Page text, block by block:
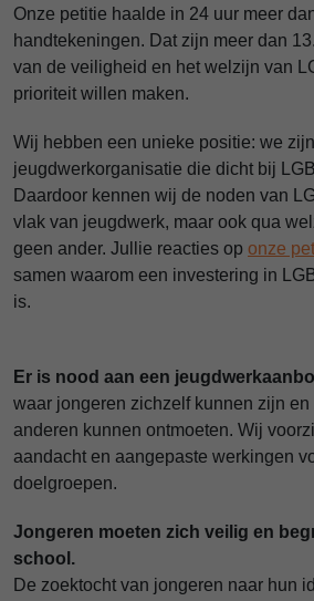
Onze petitie haalde in 24 uur meer
handtekeningen. Dat zijn meer dan
van de veiligheid en het welzijn van
prioriteit willen maken.
Wij hebben een unieke positie: we
jeugdwerkorganisatie die dicht bij
Daardoor kennen wij de noden van
vlak van jeugdwerk, maar ook qua
geen ander. Jullie reacties op onze
samen waarom een investering in
is.
Er is nood aan een
waar jongeren zichzelf kunnen zijn en
anderen kunnen ontmoeten. Wij
aandacht en aangepaste werkingen
doelgroepen.
Jongeren moeten zich veilig en
school.
De zoektocht van jongeren naar hun